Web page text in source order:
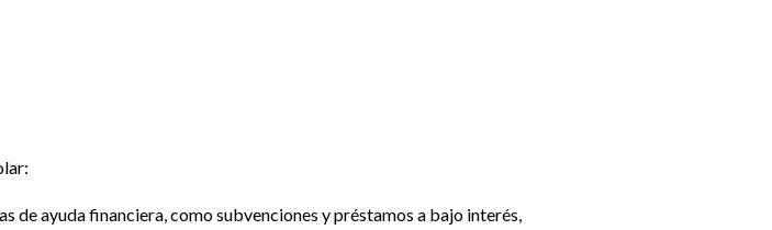
de ayuda financiera, como subvenciones y préstamos a bajo interés,